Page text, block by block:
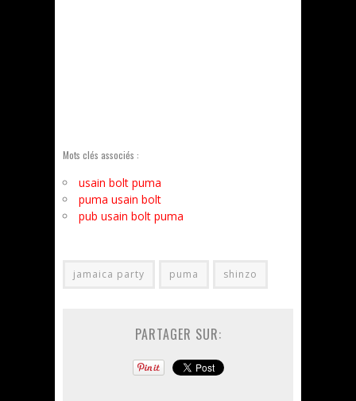
Mots clés associés :
usain bolt puma
puma usain bolt
pub usain bolt puma
jamaica party puma shinzo
PARTAGER SUR: